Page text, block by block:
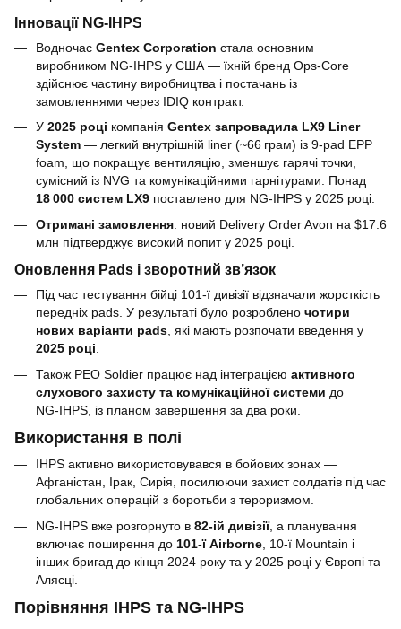
Інновації NG‑IHPS
Водночас Gentex Corporation стала основним
виробником NG‑IHPS у США — їхній бренд Ops‑Core
здійснює частину виробництва і постачань із
замовленнями через IDIQ контракт.
У 2025 році компанія Gentex запровадила LX9 Liner
System — легкий внутрішній liner (~66 грам) із 9-pad EPP
foam, що покращує вентиляцію, зменшує гарячі точки,
сумісний із NVG та комунікаційними гарнітурами. Понад
18 000 систем LX9 поставлено для NG‑IHPS у 2025 році.
Отримані замовлення: новий Delivery Order Avon на $17.6
млн підтверджує високий попит у 2025 році.
Оновлення Pads і зворотний зв’язок
Під час тестування бійці 101‑ї дивізії відзначали жорсткість
передніх pads. У результаті було розроблено чотири
нових варіанти pads, які мають розпочати введення у
2025 році.
Також PEO Soldier працює над інтеграцією активного
слухового захисту та комунікаційної системи до
NG‑IHPS, із планом завершення за два роки.
Використання в полі
IHPS активно використовувався в бойових зонах —
Афганістан, Ірак, Сирія, посилюючи захист солдатів під час
глобальних операцій з боротьби з тероризмом.
NG‑IHPS вже розгорнуто в 82-ій дивізії, а планування
включає поширення до 101-ї Airborne , 10‑ї Mountain і
інших бригад до кінця 2024 року та у 2025 році у Європі та
Алясці.
Порівняння IHPS та NG‑IHPS